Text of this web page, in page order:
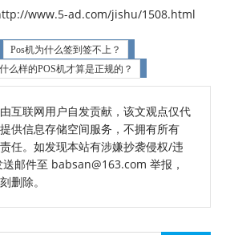
www.5-ad.com/jishu/1508.html
Pos机为什么签到签不上？
什么样的POS机才算是正规的？
互联网用户自发贡献，该文观点仅代
供信息存储空间服务，不拥有所有
任。如发现本站有涉嫌抄袭侵权/违
邮件至 babsan@163.com 举报，
删除。